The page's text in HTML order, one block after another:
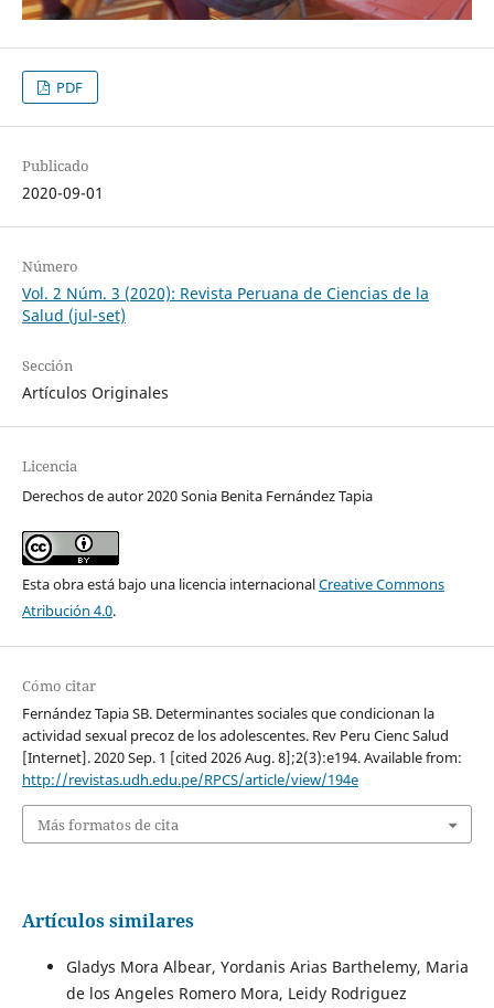
PDF
Publicado
2020-09-01
Número
Vol. 2 Núm. 3 (2020): Revista Peruana de Ciencias de la
Salud (jul-set)
Sección
Artículos Originales
Licencia
Derechos de autor 2020 Sonia Benita Fernández Tapia
Esta obra está bajo una licencia internacionalCreative Commons
Atribución 4.0.
Cómo citar
Fernández Tapia SB. Determinantes sociales que condicionan la
actividad sexual precoz de los adolescentes. Rev Peru Cienc Salud
[Internet]. 2020 Sep. 1 [cited 2026 Aug. 8];2(3):e194. Available from:
http://revistas.udh.edu.pe/RPCS/article/view/194e
Más formatos de cita
Artículos similares
Gladys Mora Albear, Yordanis Arias Barthelemy, Maria
de los Angeles Romero Mora, Leidy Rodriguez